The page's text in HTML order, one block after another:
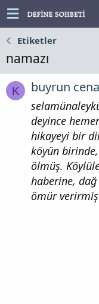
Etiketler
namazı
K buyrun
deyince
hikayeyi bir
köyün
ölmüş.
haberine, dağ
ömür